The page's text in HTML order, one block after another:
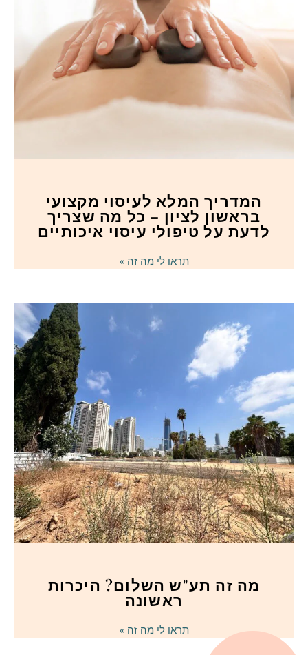
המדריך המלא לעיסוי מקצועי
בראשון לציון – כל מה שצריך
לדעת על טיפולי עיסוי איכותיים
תראו לי מה זה »
מה זה תע"ש השלום? היכרות
ראשונה
תראו לי מה זה »